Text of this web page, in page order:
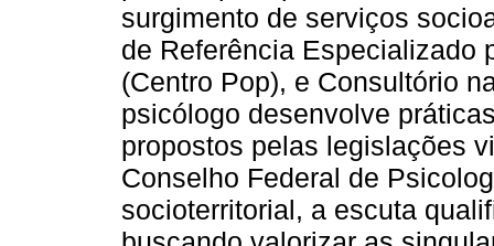
surgimento de serviços
de Referência Especializado
(Centro Pop), e Consultório
psicólogo desenvolve
propostos pelas legislações
Conselho Federal de
socioterritorial, a escuta